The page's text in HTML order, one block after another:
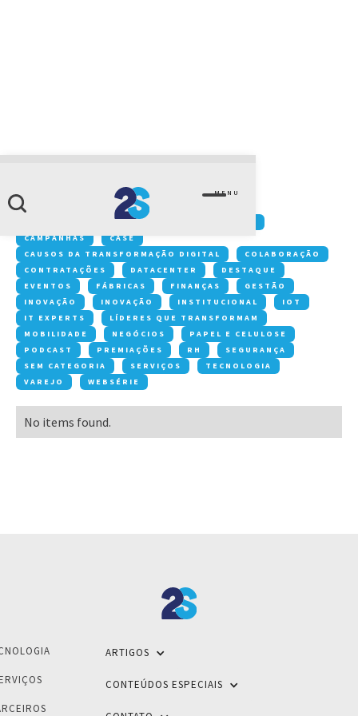
MENU
Projetos de TI
ACONTECE NA 2S
CAMPANHAS
CASE
CAUSOS DA TRANSFORMAÇÃO DIGITAL
COLABORAÇÃO
CONTRATAÇÕES
DATACENTER
DESTAQUE
EVENTOS
FÁBRICAS FINANÇAS
GESTÃO
INOVAÇÃO
INOVAÇÃO INSTITUCIONAL
IOT
IT EXPERTS
LÍDERES QUE TRANSFORMAM
MOBILIDADE
NEGÓCIOS
PAPEL E CELULOSE
PODCAST
PREMIAÇÕES RH
SEGURANÇA
SEM CATEGORIA
SERVIÇOS
TECNOLOGIA
VAREJO
WEBSÉRIE
No items found.
ARTIGOS
CONTEÚDOS ESPECIAIS